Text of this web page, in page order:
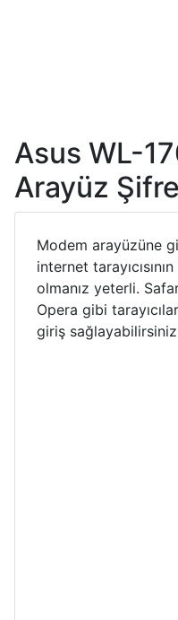
Asus WL-
Arayüz
Modem arayüzüne
internet
olmanız yeterli.
Opera gibi
giriş